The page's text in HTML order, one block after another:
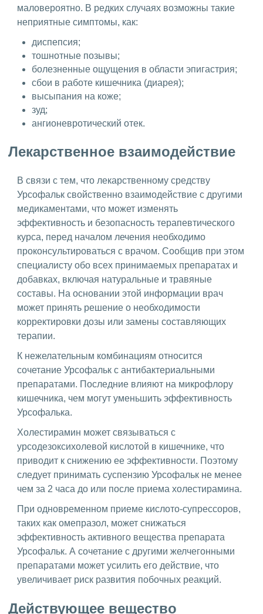
маловероятно. В редких случаях возможны такие
неприятные симптомы, как:
диспепсия;
тошнотные позывы;
болезненные ощущения в области эпигастрия;
сбои в работе кишечника (диарея);
высыпания на коже;
зуд;
ангионевротический отек.
Лекарственное взаимодействие
В связи с тем, что лекарственному средству
Урсофальк свойственно взаимодействие с другими
медикаментами, что может изменять
эффективность и безопасность терапевтического
курса, перед началом лечения необходимо
проконсультироваться с врачом. Сообщив при этом
специалисту обо всех принимаемых препаратах и
добавках, включая натуральные и травяные
составы. На основании этой информации врач
может принять решение о необходимости
корректировки дозы или замены составляющих
терапии.
К нежелательным комбинациям относится
сочетание Урсофальк с антибактериальными
препаратами. Последние влияют на микрофлору
кишечника, чем могут уменьшить эффективность
Урсофалька.
Холестирамин может связываться с
урсодезоксихолевой кислотой в кишечнике, что
приводит к снижению ее эффективности. Поэтому
следует принимать суспензию Урсофальк не менее
чем за 2 часа до или после приема холестирамина.
При одновременном приеме кислото-супрессоров,
таких как омепразол, может снижаться
эффективность активного вещества препарата
Урсофальк. А сочетание с другими желчегонными
препаратами может усилить его действие, что
увеличивает риск развития побочных реакций.
Действующее вещество